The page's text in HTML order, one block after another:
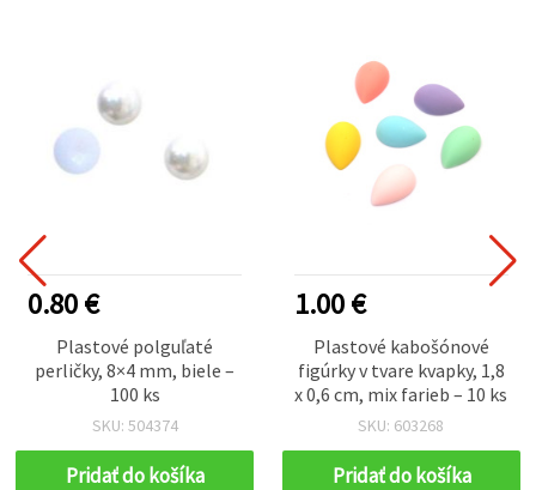
0.80 €
Plastové polguľaté
perličky, 8×4 mm, biele –
100 ks
SKU: 504374
Pridať do košíka
1.00 €
Plastové kabošónové
figúrky v tvare kvapky, 1,8
x 0,6 cm, mix farieb – 10 ks
SKU: 603268
Pridať do košíka